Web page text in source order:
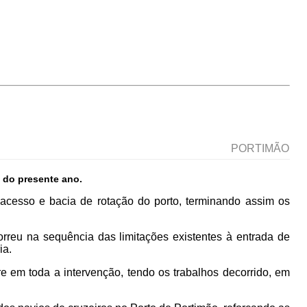
PORTIMÃO
presente ano.
e bacia de rotação do porto, terminando assim os
na sequência das limitações existentes à entrada de
em toda a intervenção, tendo os trabalhos decorrido, em